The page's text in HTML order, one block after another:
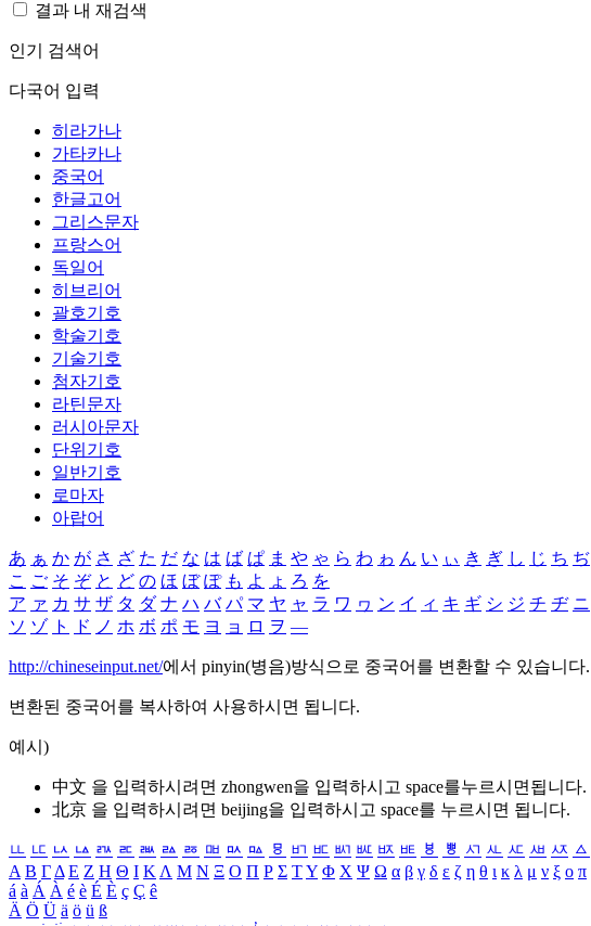
결과 내 재검색
인기 검색어
다국어 입력
히라가나
가타카나
중국어
한글고어
그리스문자
프랑스어
독일어
히브리어
괄호기호
학술기호
기술기호
첨자기호
라틴문자
러시아문자
단위기호
일반기호
로마자
아랍어
あ ぁ か が さ ざ た だ な は ば ぱ ま や ゃ ら わ ゎ ん い ぃ き ぎ し じ ち ぢ
こ ご そ ぞ と ど の ほ ぼ ぽ も よ ょ ろ を
ア ァ カ サ ザ タ ダ ナ ハ バ パ マ ヤ ャ ラ ワ ヮ ン イ ィ キ ギ シ ジ チ ヂ ニ
ソ ゾ ト ド ノ ホ ボ ポ モ ヨ ョ ロ ヲ ―
http://chineseinput.net/에서 pinyin(병음)방식으로 중국어를 변환할 수 있습니다.
변환된 중국어를 복사하여 사용하시면 됩니다.
예시)
中文 을 입력하시려면 zhongwen을 입력하시고 space를누르시면됩니다.
北京 을 입력하시려면 beijing을 입력하시고 space를 누르시면 됩니다.
ㅥ ㅦ ㅧ ㅨ ㅩ ㅪ ㅫ ㅬ ㅭ ㅮ ㅯ ㅰ ㅱ ㅲ ㅳ ㅴ ㅵ ㅶ ㅷ ㅸ ㅹ ㅺ ㅻ ㅼ ㅽ ㅾ ㅿ
Α Β ΓΔ Ε Ζ Η Θ Ι ΚΛ Μ Ν Ξ Ο Π Ρ Σ ΤΥ Φ Χ Ψ Ω α β γ δ ε ζ η θ ι κ λ μ ν ξ ο π
á à Á À é è É È ç Ç ê
Ä Ö Ü ä ö ü ß